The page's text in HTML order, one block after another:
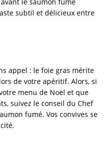
subtil et délicieux entre
appel : le foie gras mérite
de votre apéritif. Alors, si
menu de Noël et que
suivez le conseil du Chef
fumé. Vos convives se